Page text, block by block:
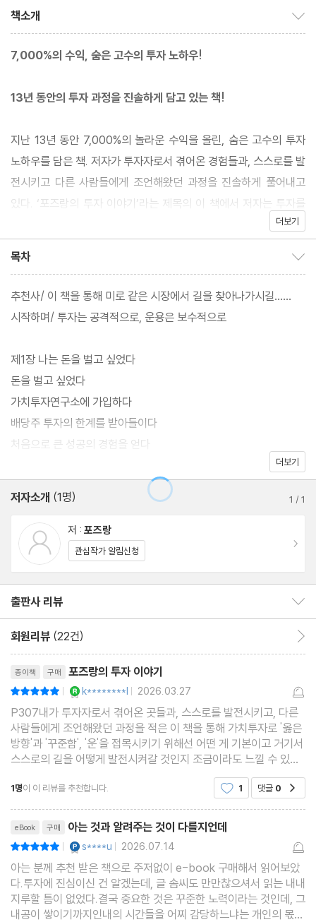
책소개
7,000%의 수익, 숨은 고수의 투자 노하우!
13년 동안의 투자 과정을 진솔하게 담고 있는 책!
지난 13년 동안 7,000%의 놀라운 수익을 올린, 숨은 고수의 투자
노하우를 담은 책. 저자가 투자자로서 겪어온 경험들과, 스스로를 발
전시키고 다른 사람들에게 조언해왔던 과정을 진솔하게 풀어내고
있다. ‘포즈랑의 투자 이야기’라는 제목의 이 책에서 저자는 투자를
아주 쉽게 생각하고 덤벼들었다가 돈을 날리는 사람들이 아주 많다
“주식으로 돈을 날릴 수 있다. 투자라는 게 그런 것이다. 충분히 신
중하게 의사 결정을 했음에도 투자 결과가 좋지 않은 경우는 주식이
은 엉뚱한 인과관계로 큰돈을 넣고 ‘어이없게’ 날리는 경우가 너무
많다.” 쉽지 않은 내용이지만 소설처럼 술술 읽힌다. 주식 잘하는 친
한 동네 형이 카페에서 투자에 대해 잔소리해주는 기분이 들 정도로
편안하고 따뜻하다.
더보기
목차
추천사/ 이 책을 통해 미로 같은 시장에서 길을 찾아나가시길……
시작하며/ 투자는 공격적으로, 운용은 보수적으로
제1장 나는 돈을 벌고 싶었다
돈을 벌고 싶었다
가치투자연구소에 가입하다
배당주 투자의 한계를 받아들이다
처음으로 큰 성공의 경험을 얻다
전업 사무실을 열고 투자에 집중하다
분기별 실적 스크리닝을 시작하다
바이앤홀드의 어려움
상장폐지를 당하다
상장폐지에서 얻은 교훈
PBR 투자의 종료
코로나 사태를 겪다
투자 공부의 기본이란
투자는 원래 어렵다
불타기가 좋을까? 물타기가 좋을까?
운용과 매매의 사례
제3장 누군가에게 투자를 가르쳐준다면
투자에도 단계가 있다
투자 모임을 만들다
발표 양식-기본 사항
더보기
저자소개 (1명) 1 /1
저 : 포즈랑
관심작가 알림신청
출판사 리뷰
회원리뷰 (22건)
종이책 구매 포즈랑의 투자 이야기
| k********l | 2026.03.27
P307내가 투자자로서 겪어온 곳들과, 스스로를 발전시키고, 다른
사람들에게 조언해왔던 과정을 적은 이 책을 통해 가치투자로 '옳은
방향'과 '꾸준함', '운'을 접목시키기 위해선 어떤 게 기본이고 거기서
스스로의 길을 어떻게 발전시켜갈 것인지 조금이라도 느낄 수 있다
면 좋겠다.P93시장은 변하는데 나만 어떤 절대적인 기준에 계속 매
몰되어 있으면 '투자자'가 아니라 '투자 학자'
1명이 이 리뷰를 추천합니다. 1 댓글 0
eBook 구매 아는 것과 알려주는 것이 다를지언데
| s****u | 2026.07.14
아는 분께 추천 받은 책으로 주저없이 e-book 구매해서 읽어보았
다.투자에 진심이신 건 알겠는데, 글 솜씨도 만만찮으셔서 읽는 내내
지루할 틈이 없었다.결국 중요한 것은 꾸준한 노력이라는 것인데, 그
내공이 쌓이기까지인내의 시간들을 어찌 감당하느냐는 개인의 몫이